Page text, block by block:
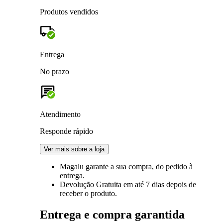
Produtos vendidos
Entrega
No prazo
Atendimento
Responde rápido
Ver mais sobre a loja
Magalu garante a sua compra, do pedido à
entrega.
Devolução Gratuita em até 7 dias depois de
receber o produto.
Entrega e compra garantida